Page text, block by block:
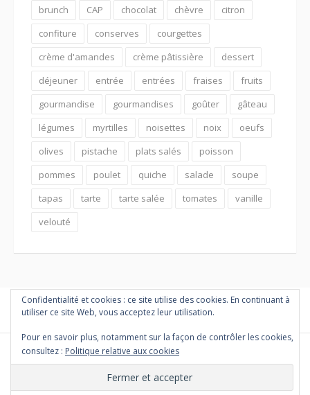
brunch
CAP chocolat chèvre
citron
confiture
conserves
courgettes
crème d'amandes
crème pâtissière
dessert
déjeuner
entrée entrées fraises
fruits
gourmandise
gourmandises goûter
gâteau
légumes
myrtilles noisettes noix
oeufs
olives
pistache plats salés
poisson
pommes
poulet quiche salade
soupe
tapas
tarte tarte salée tomates
vanille
velouté
Copyright © 2026 PETITES MARMITES ET COMPAGNIE. Tous droits
Thème Fooding parFRT
Confidentialité et cookies : ce site utilise des cookies. En continuant à
utiliser ce site Web, vous acceptez leur utilisation.
Pour en savoir plus, notamment sur la façon de contrôler les cookies,
consultez : Politique relative aux cookies